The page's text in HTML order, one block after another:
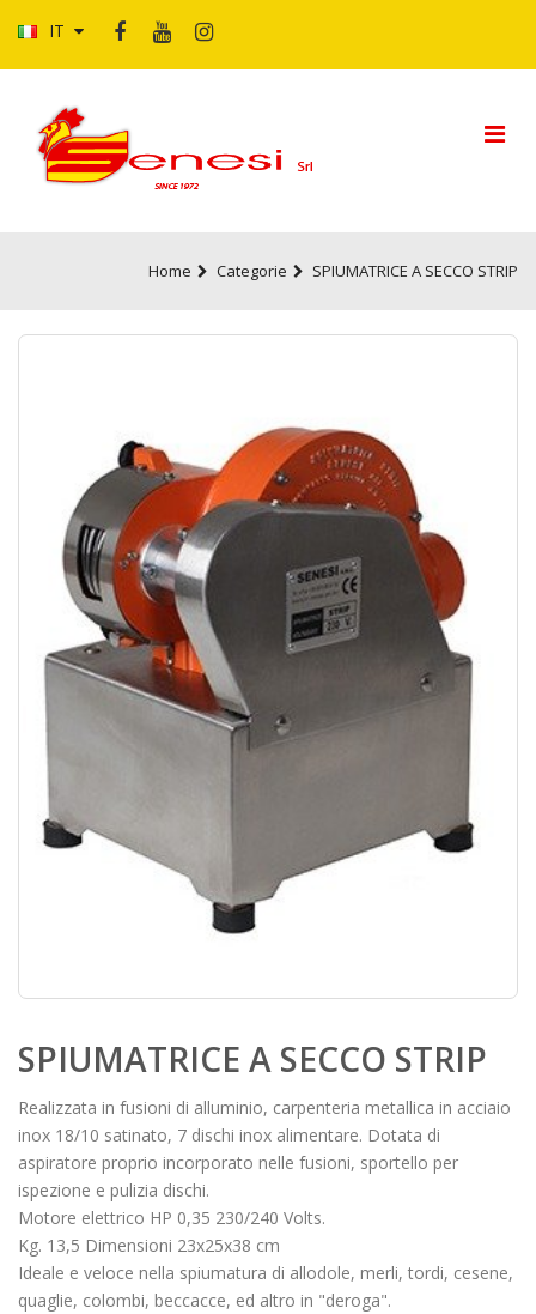
IT
Home Categorie SPIUMATRICE A SECCO STRIP
SPIUMATRICE A SECCO STRIP
Realizzata in fusioni di alluminio, carpenteria metallica in acciaio
inox 18/10 satinato, 7 dischi inox alimentare. Dotata di
aspiratore proprio incorporato nelle fusioni, sportello per
ispezione e pulizia dischi.
Motore elettrico HP 0,35 230/240 Volts.
Kg. 13,5 Dimensioni 23x25x38 cm
Ideale e veloce nella spiumatura di allodole, merli, tordi, cesene,
quaglie, colombi, beccacce, ed altro in "deroga".